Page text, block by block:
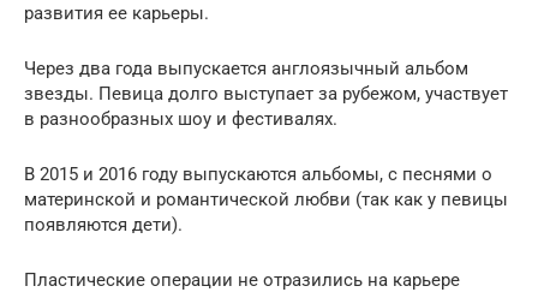
развития ее карьеры.
Через два года выпускается англоязычный альбом
звезды. Певица долго выступает за рубежом, участвует
в разнообразных шоу и фестивалях.
В 2015 и 2016 году выпускаются альбомы, с песнями о
материнской и романтической любви (так как у певицы
появляются дети).
Пластические операции не отразились на карьере